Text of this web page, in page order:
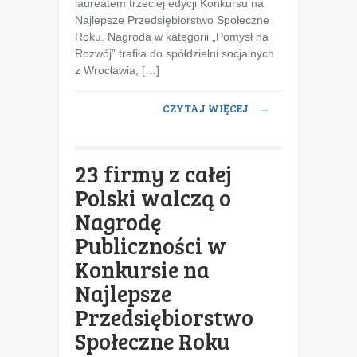
laureatem trzeciej edycji Konkursu na
Najlepsze Przedsiębiorstwo Społeczne
Roku. Nagroda w kategorii „Pomysł na
Rozwój” trafiła do spółdzielni socjalnych
z Wrocławia, […]
CZYTAJ WIĘCEJ →
23 firmy z całej
Polski walczą o
Nagrodę
Publiczności w
Konkursie na
Najlepsze
Przedsiębiorstwo
Społeczne Roku